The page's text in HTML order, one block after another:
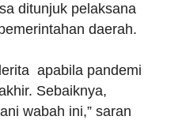
ditunjuk pelaksana
daerah.
apabila pandemi
Sebaiknya,
wabah ini,” saran